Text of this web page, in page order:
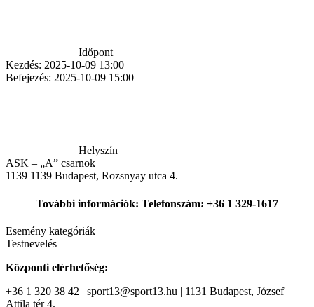
Időpont
Kezdés: 2025-10-09 13:00
Befejezés: 2025-10-09 15:00
Helyszín
ASK – „A” csarnok
1139 1139 Budapest, Rozsnyay utca 4.
További információk: Telefonszám: +36 1 329-1617
Esemény kategóriák
Testnevelés
Központi elérhetőség:
+36 1 320 38 42 | sport13@sport13.hu | 1131 Budapest, József
Attila tér 4.